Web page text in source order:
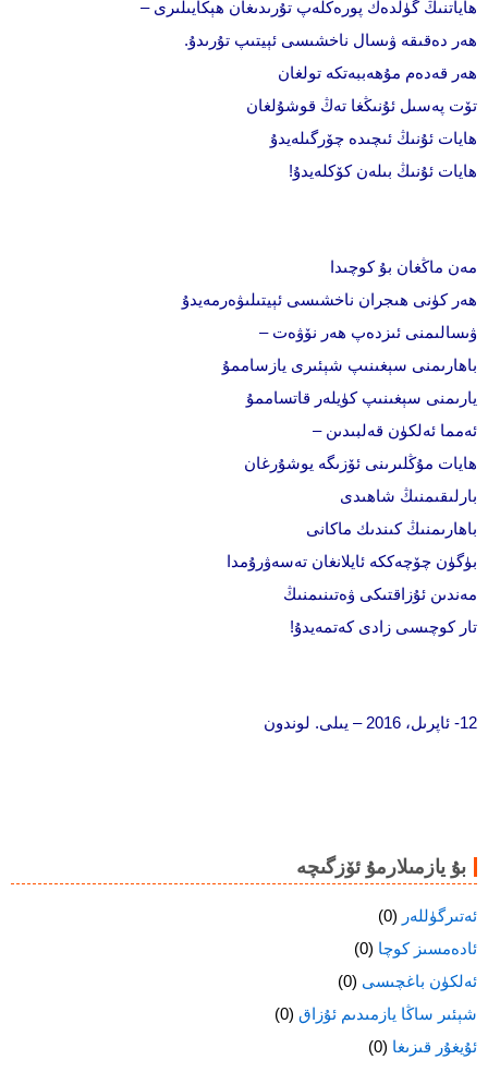
ھاياتنىڭ گۈلدەك پورەكلەپ تۇرىدىغان ھېكايىلىرى –
ھەر دەقىقە ۋىسال ناخشىسى ئېيتىپ تۇرىدۇ.
ھەر قەدەم مۇھەببەتكە تولغان
تۆت پەسىل ئۇنىڭغا تەڭ قوشۇلغان
ھايات ئۇنىڭ ئىچىدە چۆرگىلەيدۇ
ھايات ئۇنىڭ بىلەن كۆكلەيدۇ!
مەن ماڭغان بۇ كوچىدا
ھەر كۈنى ھىجران ناخشىسى ئېيتىلىۋەرمەيدۇ
ۋىسالىمنى ئىزدەپ ھەر نۆۋەت –
باھارىمنى سېغىنىپ شېئىرى يازساممۇ
يارىمنى سېغىنىپ كۈيلەر قاتساممۇ
ئەمما ئەلكۈن قەلبىدىن –
ھايات مۇڭلىرىنى ئۆزىگە يوشۇرغان
بارلىقىمنىڭ شاھىدى
باھارىمنىڭ كىندىك ماكانى
بۈگۈن چۆچەككە ئايلانغان تەسەۋرۇمدا
مەندىن ئۇزاقتىكى ۋەتىنىمنىڭ
تار كوچىسى زادى كەتمەيدۇ!
12- ئاپرىل، 2016 – يىلى. لوندون
بۇ يازمىلارمۇ ئۆزگىچە
ئەتىرگۈللەر (0)
ئادەمسىز كوچا (0)
ئەلكۈن باغچىسى (0)
شېئىر ساڭا يازمىدىم ئۇزاق (0)
ئۇيغۇر قىزىغا (0)